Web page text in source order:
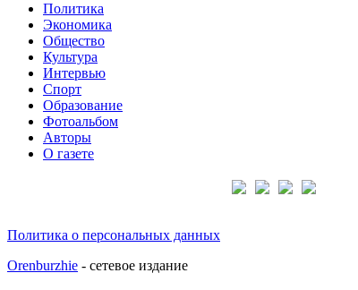
Политика
Экономика
Общество
Культура
Интервью
Спорт
Образование
Фотоальбом
Авторы
О газете
Политика о персональных данных
Orenburzhie - сетевое издание